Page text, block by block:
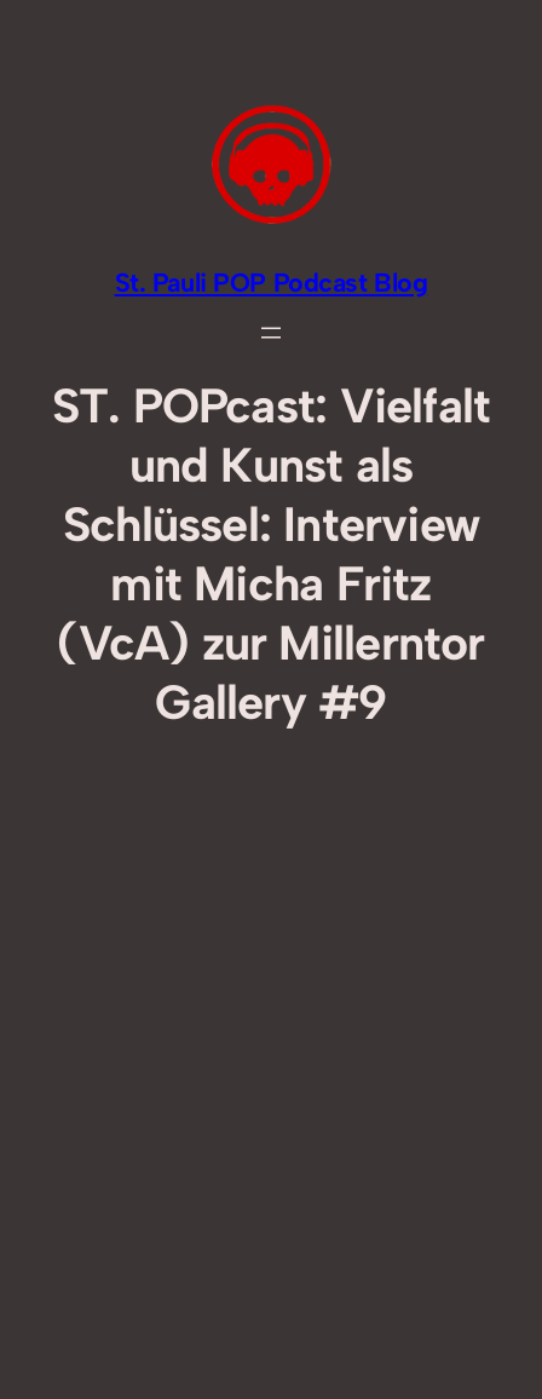
St. Pauli POP Podcast Blog
ST. POPcast: Vielfalt
und Kunst als
Schlüssel: Interview
mit Micha Fritz
(VcA) zur Millerntor
Gallery #9